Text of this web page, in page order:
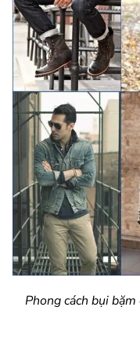
Phong cách bụi